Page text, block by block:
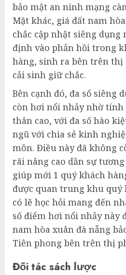
bảo mật an ninh mạng
Mặt khác, giá đất nam
chắc cập nhật siêng dụng
định vào phản hồi trong
hàng, sinh ra bên trên thị
cải sinh giữ chắc.
Bên cạnh đó, đa số siêng
còn hơi nổi nhảy nhờ tính
thân cao, với đa số hào
ngũ với chia sẻ kinh
môn. Điều này đã không
rãi nâng cao dần sự
giúp mới 1 quý khách
được quan trung khu quý
có lẽ học hỏi mang đến
số điểm hơi nổi nhảy này
nam hòa xuân đà nẵng
Tiên phong bên trên thị
Đối tác sách lược